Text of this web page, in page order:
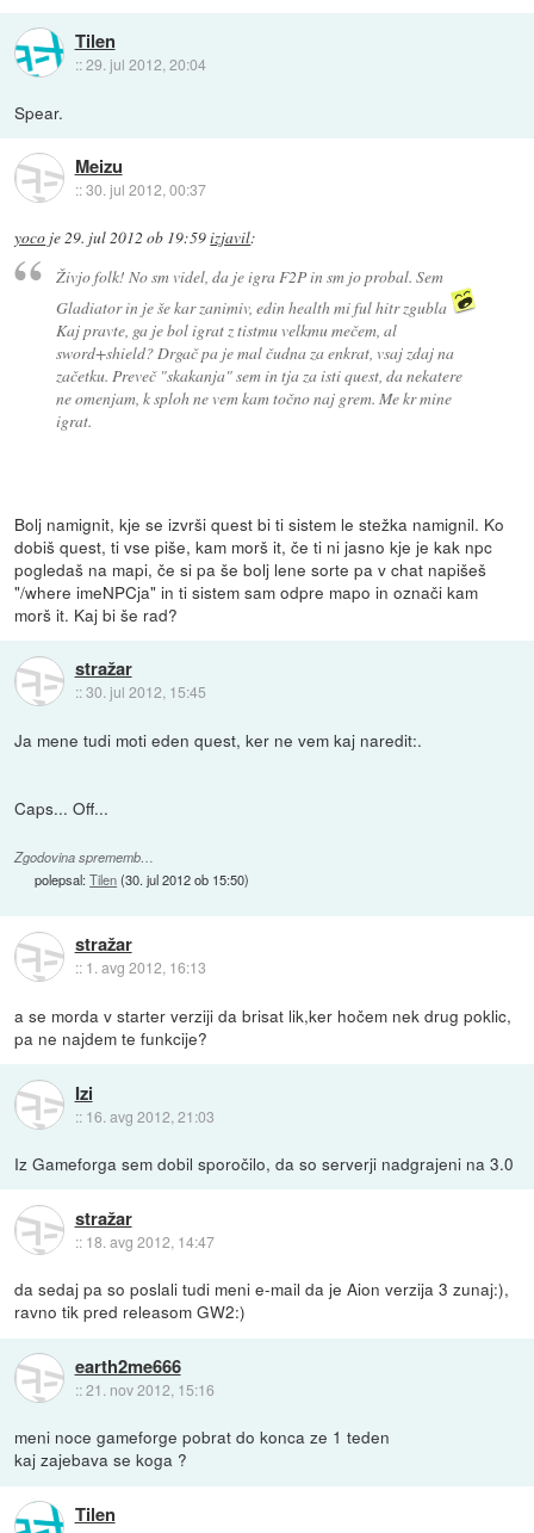
Tilen
::29. jul 2012, 20:04
Spear.
Meizu
::30. jul 2012, 00:37
yoco je 29. jul 2012 ob 19:59izjavil:
Živjo folk! No sm videl, da je igra F2P in sm jo probal. Sem
Gladiator in je še kar zanimiv, edin health mi ful hitr zgubla
Kaj pravte, ga je bol igrat z tistmu velkmu mečem, al
sword+shield? Drgač pa je mal čudna za enkrat, vsaj zdaj na
začetku. Preveč "skakanja" sem in tja za isti quest, da nekatere
ne omenjam, k sploh ne vem kam točno naj grem. Me kr mine
igrat.
Bolj namignit, kje se izvrši quest bi ti sistem le stežka namignil. Ko
dobiš quest, ti vse piše, kam morš it, če ti ni jasno kje je kak npc
pogledaš na mapi, če si pa še bolj lene sorte pa v chat napišeš
"/where imeNPCja" in ti sistem sam odpre mapo in označi kam
morš it. Kaj bi še rad?
stražar
::30. jul 2012, 15:45
Ja mene tudi moti eden quest, ker ne vem kaj naredit:.
Caps... Off...
Zgodovina sprememb…
polepsal:Tilen(30. jul 2012 ob 15:50)
stražar
:: 1. avg 2012, 16:13
a se morda v starter verziji da brisat lik,ker hočem nek drug poklic,
pa ne najdem te funkcije?
Izi
:: 16. avg 2012, 21:03
Iz Gameforga sem dobil sporočilo, da so serverji nadgrajeni na 3.0
stražar
:: 18. avg 2012, 14:47
da sedaj pa so poslali tudi meni e-mail da je Aion verzija 3 zunaj:),
ravno tik pred releasom GW2:)
earth2me666
::21. nov 2012, 15:16
meni noce gameforge pobrat do konca ze 1 teden
kaj zajebava se koga ?
Tilen